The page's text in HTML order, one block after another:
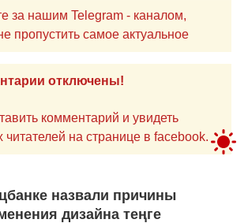
за нашим Telegram - каналом,
чтобы не пропустить самое актуальное
отключены!
комментарий и увидеть
на странице в facebook.
назвали причины
дизайна теңге